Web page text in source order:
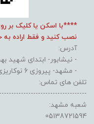
****با اسکن یا کلیک بر
نصب کنید و فقط اراده
آدرس:
- نیشابور- ابتدای شهید بهشتی 17 رنگ و ابزار
- مشهد- پیروزی 6 نوکاریزی 6 کوچه اول سمت چپ
تلفن های تماس:
شعبه مشهد:
05138721594